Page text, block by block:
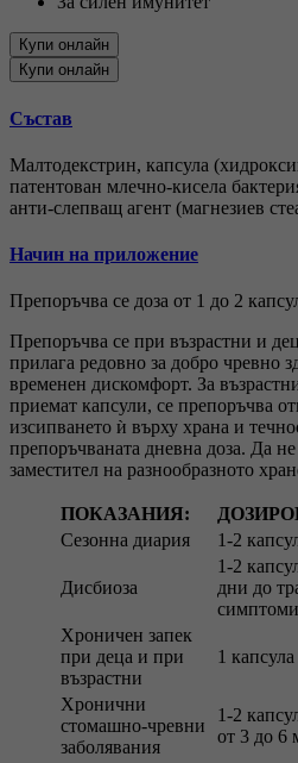
Купи онлайн
Купи онлайн
Състав
Mалтодекстрин, капсула
патентован млечно-кисела
анти-слепващ агент (магнезиев
Начин на приложение
Препоръчва се доза от 1 до 2
Препоръчва се при възрастни и
прилага редовно за добро чревно
временен дискомфорт. За
приемат капсули, се препоръчва
изсипването ѝ върху храна и
препоръчваната дневна доза. Да не
заместител на разнообразното
ПОКАЗАНИЯ:
Сезонна диария
1-2
Дисбиоза
1-2
дни до
Хроничен запек
при деца и при
възрастни
1
Хронични
стомашно-чревни
заболявания
1-2
от 3 до 6